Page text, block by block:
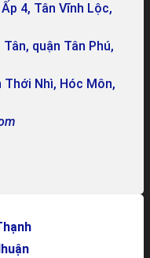
4, Tân Vĩnh Lộc,
quận Tân Phú,
Thới Nhì, Hóc Môn,